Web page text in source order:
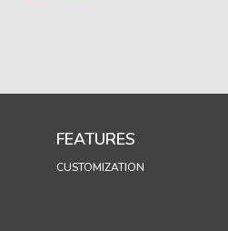
FEATURES
CUSTOMIZATION